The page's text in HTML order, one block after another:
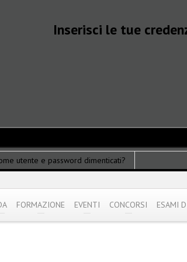
Inserisci le tue
utente e password dimenticati?
FORMAZIONE EVENTI CONCORSI ESAMI